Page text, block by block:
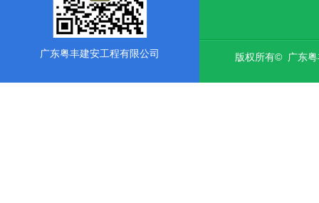
广东粤丰建安工程有限公司 版权所有© 广东